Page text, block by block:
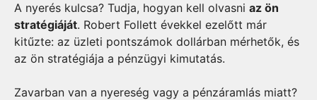
A nyerés kulcsa? Tudja, hogyan kell olvasni az ön
stratégiáját. Robert Follett évekkel ezelőtt már
kitűzte: az üzleti pontszámok dollárban mérhetők, és
az ön stratégiája a pénzügyi kimutatás.
Zavarban van a nyereség vagy a pénzáramlás miatt?